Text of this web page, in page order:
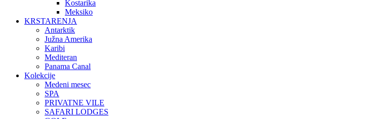
Kostarika
Meksiko
KRSTARENJA
Antarktik
Južna Amerika
Karibi
Mediteran
Panama Canal
Kolekcije
Medeni mesec
SPA
PRIVATNE VILE
SAFARI LODGES